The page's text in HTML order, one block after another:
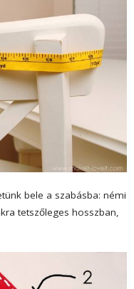
bele a szabásba: némi
tetszőleges hosszban,